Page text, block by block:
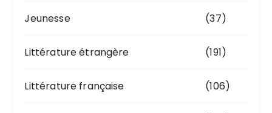
Jeunesse (37)
Littérature étrangère (191)
Littérature française (106)